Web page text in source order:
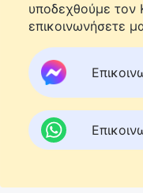
υποδεχθούμε τον
επικοινωνήσετε